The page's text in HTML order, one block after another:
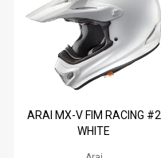
Materiale
S M
ARAI MX-V FIM RACING #2
WHITE